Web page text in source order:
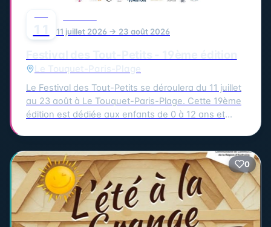
11 juillet 2026 → 23 août 2026
Le Touquet-Paris-Plage
Le Festival des Tout-Petits se déroulera du 11 juillet
au 23 août à Le Touquet-Paris-Plage. Cette 19ème
édition est dédiée aux enfants de 0 à 12 ans et
vous majeurs auront lieu chaque mercredi et
samedi, avec des spectacles et animations comme
le théâtre, le cirque, les marionnettes, la musique, la
danse, la magie, les ateliers parents-enfants et les
jeux de plein air. Parmi les temps forts de cette
édition, on retrouve les structures gonflables, les
0